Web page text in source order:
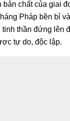
bản chất của giai
Pháp bền bỉ
thần đứng lên
tự do, độc lập.